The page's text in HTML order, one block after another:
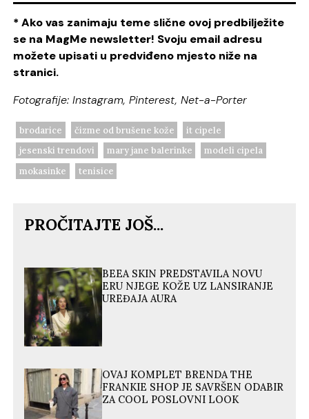
* Ako vas zanimaju teme slične ovoj predbilježite
se na MagMe newsletter! Svoju email adresu
možete upisati u predviđeno mjesto niže na
stranici.
Fotografije: Instagram, Pinterest, Net-a-Porter
brodarice čizme od brušene kože
it cipele
jesenski trendovi
mary jane balerinke
modeli cipela
mokasinke
tenisice
PROČITAJTE JOŠ...
BEEA SKIN PREDSTAVILA NOVU
ERU NJEGE KOŽE UZ LANSIRANJE
UREĐAJA AURA
OVAJ KOMPLET BRENDA THE
FRANKIE SHOP JE SAVRŠEN ODABIR
ZA COOL POSLOVNI LOOK